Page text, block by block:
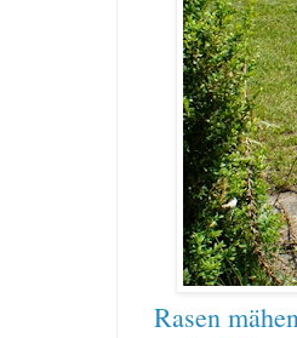
Rasen